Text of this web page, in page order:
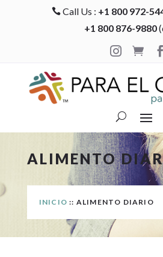
 Call Us : +1 800 972-
+1 800 876-9880

 
ALIMENTO
INICIO :: ALIMENTO DIARIO